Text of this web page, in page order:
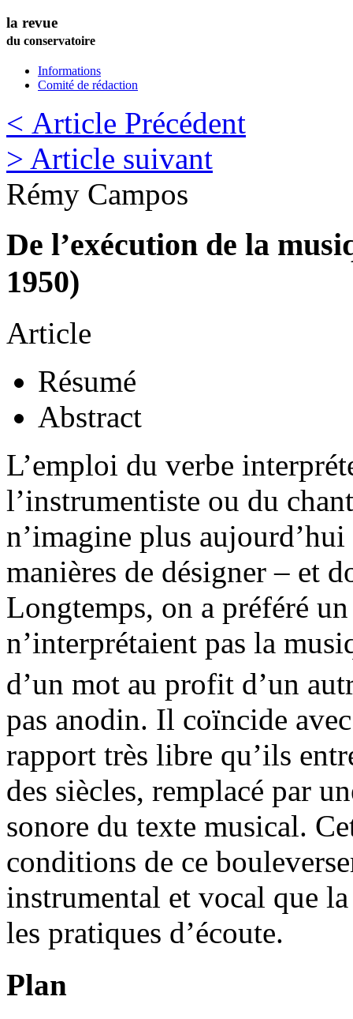
la revue
du conservatoire
Informations
Comité de rédaction
< Article Précédent
> Article suivant
Rémy Campos
De l’exécution de la
1950)
Article
Résumé
Abstract
L’emploi du verbe
l’instrumentiste ou du
n’imagine plus
manières de désigner – et
Longtemps, on a préféré
n’interprétaient pas la
d’un mot au profit d’un
pas anodin. Il coïncide
rapport très libre qu’ils
des siècles, remplacé par
sonore du texte musical.
conditions de ce
instrumental et vocal que
les pratiques d’écoute.
Plan